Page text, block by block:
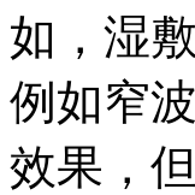
如，湿
例如窄
效果，